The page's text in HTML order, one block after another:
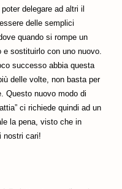
delegare ad altri il
delle semplici
quando si rompe un
sostituirlo con uno nuovo.
successo abbia questa
delle volte, non basta per
Questo nuovo modo di
ci richiede quindi ad un
la pena, visto che in
nostri cari!